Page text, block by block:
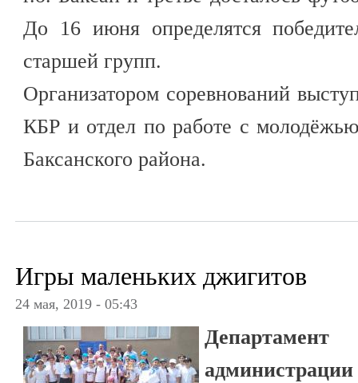
До 16 июня определятся
старшей групп.
Организатором соревнований
КБР и отдел по работе с
Баксанского района.
Игры маленьких джигитов
24 мая, 2019 - 05:43
Департамент